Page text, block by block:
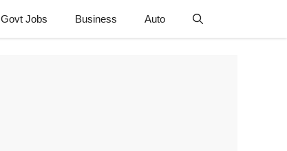
Govt Jobs Business Auto